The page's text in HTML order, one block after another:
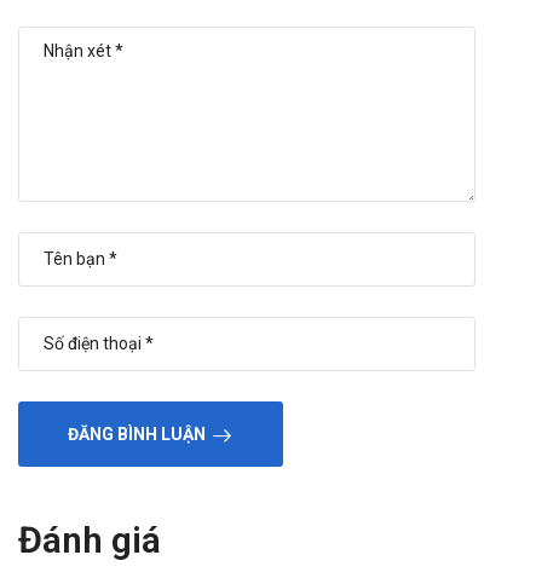
ĐĂNG BÌNH LUẬN
Đánh giá